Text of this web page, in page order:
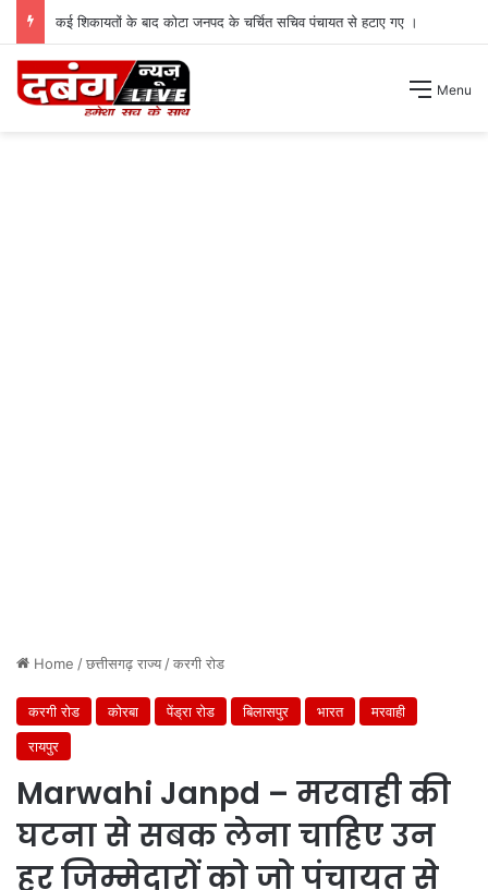
कई शिकायतों के बाद कोटा जनपद के चर्चित सचिव पंचायत से हटाए गए ।
Menu
Home /छत्तीसगढ़ राज्य/करगी रोड
करगी रोड कोरबा पेंड्रा रोड बिलासपुर भारत
मरवाही
रायपुर
Marwahi Janpd – मरवाही की
घटना से सबक लेना चाहिए उन
हर जिम्मेदारों को जो पंचायत से